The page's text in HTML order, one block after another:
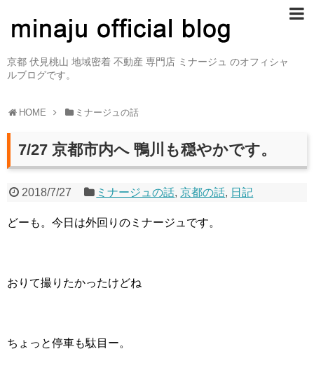
京都 伏見桃山 地域密着 不動産 専門店 ミナージュ のオフィシャ
ルブログです。
HOME ミナージュの話
7/27 京都市内へ 鴨川も穏やかです。
2018/7/27 ミナージュの話,京都の話, 日記
どーも。今日は外回りのミナージュです。
おりて撮りたかったけどね
ちょっと停車も駄目ー。